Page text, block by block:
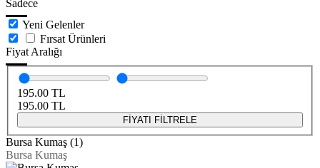
Sadece
Yeni Gelenler
Fırsat Ürünleri
Fiyat Aralığı
195.00 TL
195.00 TL
FİYATI FİLTRELE
Bursa Kumaş (1)
Bursa Kumaş